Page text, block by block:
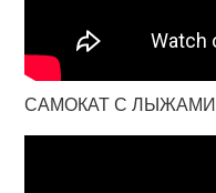
САМОКАТ С ЛЫЖАМИ